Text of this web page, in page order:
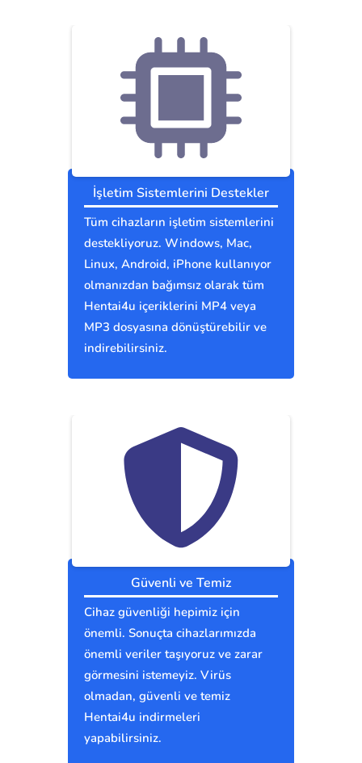
İşletim Sistemlerini Destekler
Tüm cihazların işletim sistemlerini
destekliyoruz. Windows, Mac,
Linux, Android, iPhone kullanıyor
olmanızdan bağımsız olarak tüm
Hentai4u içeriklerini MP4 veya
MP3 dosyasına dönüştürebilir ve
indirebilirsiniz.
Güvenli ve Temiz
Cihaz güvenliği hepimiz için
önemli. Sonuçta cihazlarımızda
önemli veriler taşıyoruz ve zarar
görmesini istemeyiz. Virüs
olmadan, güvenli ve temiz
Hentai4u indirmeleri
yapabilirsiniz.